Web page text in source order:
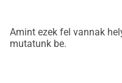
Amint ezek fel vannak
mutatunk be.